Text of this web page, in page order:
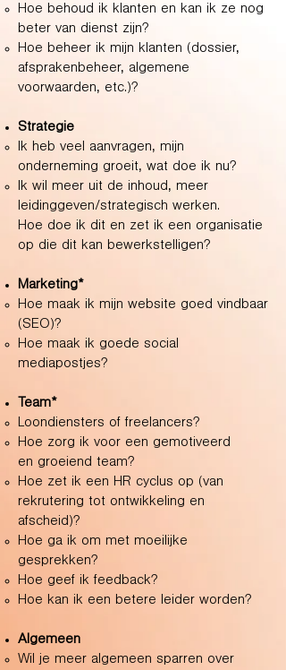
Hoe behoud ik klanten en kan ik ze nog
beter van dienst zijn?
Hoe beheer ik mijn klanten (dossier,
afsprakenbeheer, algemene
voorwaarden, etc.)?
Strategie
Ik heb veel aanvragen, mijn
onderneming groeit, wat doe ik nu?
Ik wil meer uit de inhoud, meer
leidinggeven/strategisch werken.
Hoe doe ik dit en zet ik een organisatie
op die dit kan bewerkstelligen?
Marketing*
Hoe maak ik mijn website goed vindbaar
(SEO)?
Hoe maak ik goede social
mediapostjes?
Team*
Loondiensters of freelancers?
Hoe zorg ik voor een gemotiveerd
en groeiend team?
Hoe zet ik een HR cyclus op (van
rekrutering tot ontwikkeling en
afscheid)?
Hoe ga ik om met moeilijke
gesprekken?
Hoe geef ik feedback?
Hoe kan ik een betere leider worden?
Algemeen
Wil je meer algemeen sparren over